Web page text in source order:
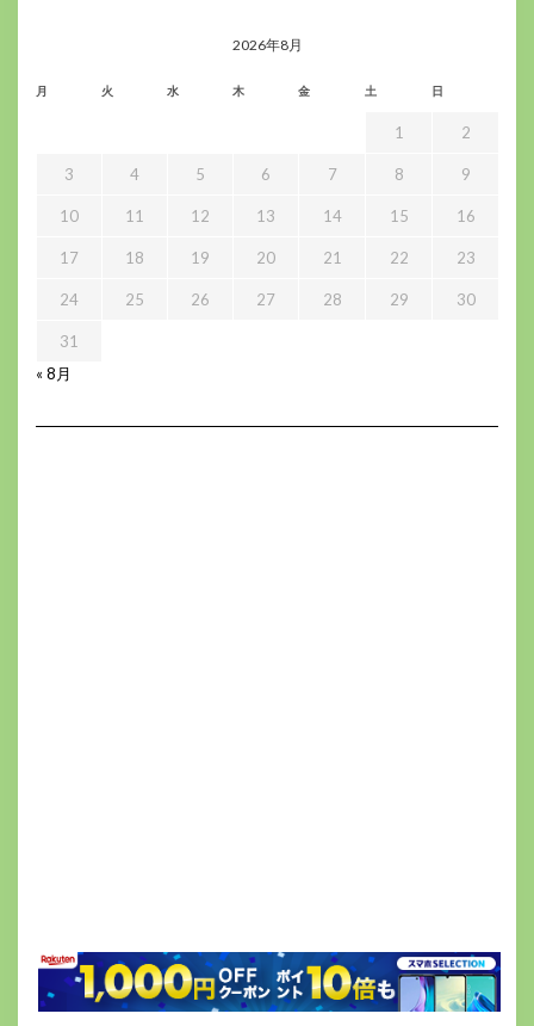
2026年8月
月 火 水 木 金 土 日
1 2
3 4 5 6 7 8 9
10 11 12 13 14 15 16
17 18 19 20 21 22 23
24 25 26 27 28 29 30
31
« 8月